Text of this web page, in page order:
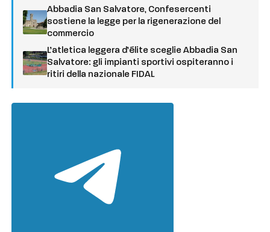
Abbadia San Salvatore, Confesercenti
sostiene la legge per la rigenerazione del
commercio
L’atletica leggera d’élite sceglie Abbadia San
Salvatore: gli impianti sportivi ospiteranno i
ritiri della nazionale FIDAL